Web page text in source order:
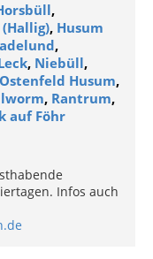
,
(Hallig), Husum
,
, Niebüll,
Ostenfeld Husum,
, Rantrum,
auf Föhr
Infos auch